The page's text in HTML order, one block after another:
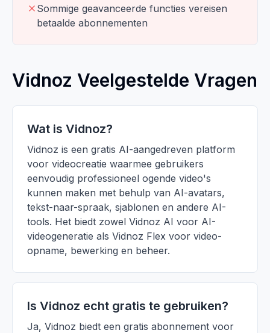
Sommige geavanceerde functies vereisen
betaalde abonnementen
Vidnoz Veelgestelde Vragen
Wat is Vidnoz?
Vidnoz is een gratis AI-aangedreven platform
voor videocreatie waarmee gebruikers
eenvoudig professioneel ogende video's
kunnen maken met behulp van AI-avatars,
tekst-naar-spraak, sjablonen en andere AI-
tools. Het biedt zowel Vidnoz AI voor AI-
videogeneratie als Vidnoz Flex voor video-
opname, bewerking en beheer.
Is Vidnoz echt gratis te gebruiken?
Ja, Vidnoz biedt een gratis abonnement voor